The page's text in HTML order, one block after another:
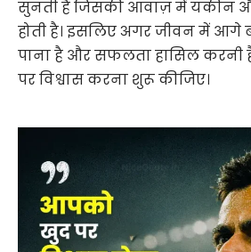
सुनती है जिसकी आवाज़ में यकीन
होती है। इसलिए अगर जीवन में आगे
पाना है और सफलता हासिल करनी
पर विश्वास करना शुरू कीजिए।